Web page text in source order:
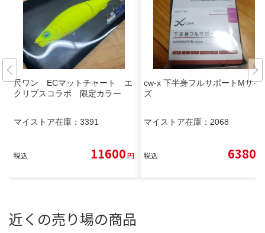
尺ワン ECマットチャート エ
クリプスコラボ 限定カラー
マイストア在庫： 3391
税込 11600円
cw-x 下半身フルサポートMサイ
ズ
マイストア在庫： 2068
税込 6380
近くの売り場の商品